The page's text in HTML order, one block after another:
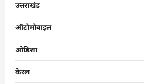
उत्तराखंड
ऑटोमोबाइल
ओडिशा
केरल